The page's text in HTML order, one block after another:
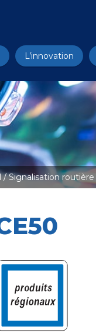
L’innovation
/Signalisation routière